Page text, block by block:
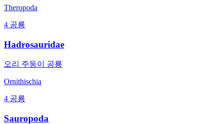
Theropoda
4 공룡
Hadrosauridae
오리 주둥이 공룡
Ornithischia
4 공룡
Sauropoda